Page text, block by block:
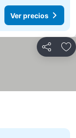
Ver precios
Compartir